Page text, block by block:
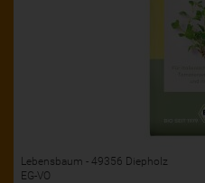
Lebensbaum - 49356 Diepholz
EG-VO